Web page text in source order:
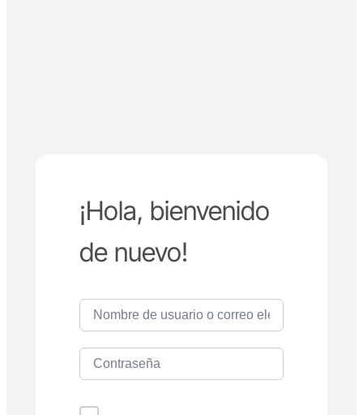
¡Hola, bienvenido
de nuevo!